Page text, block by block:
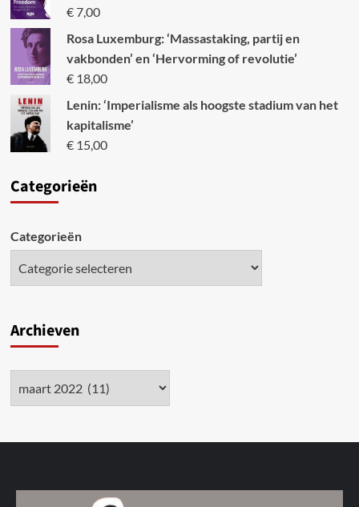
€7,00
Rosa Luxemburg: ‘Massastaking, partij en
vakbonden’ en ‘Hervorming of revolutie’
€18,00
Lenin: ‘Imperialisme als hoogste stadium van het
kapitalisme’
€15,00
Categorieën
Categorieën
Archieven